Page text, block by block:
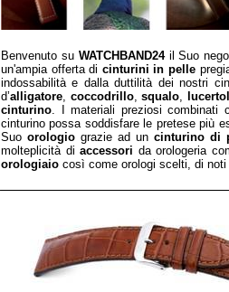
Benvenuto su WATCHBAND24il Suo
un'ampia offerta di cinturini in pelle
indossabilità e dalla duttilità dei nostri
d’alligatore, coccodrillo,squalo,
cinturino. I materiali preziosi combinati
cinturino possa soddisfare le pretese più
Suo orologio grazie ad un cinturino di
molteplicità diaccessori da orologeria
orologiaio così come orologi scelti, di